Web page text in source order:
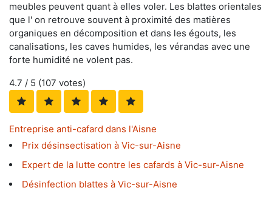
meubles peuvent quant à elles voler. Les blattes orientales
que l' on retrouve souvent à proximité des matières
organiques en décomposition et dans les égouts, les
canalisations, les caves humides, les vérandas avec une
forte humidité ne volent pas.
4.7 / 5 (107 votes)
Entreprise anti-cafard dans l'Aisne
Prix désinsectisation à Vic-sur-Aisne
Expert de la lutte contre les cafards à Vic-sur-Aisne
Désinfection blattes à Vic-sur-Aisne